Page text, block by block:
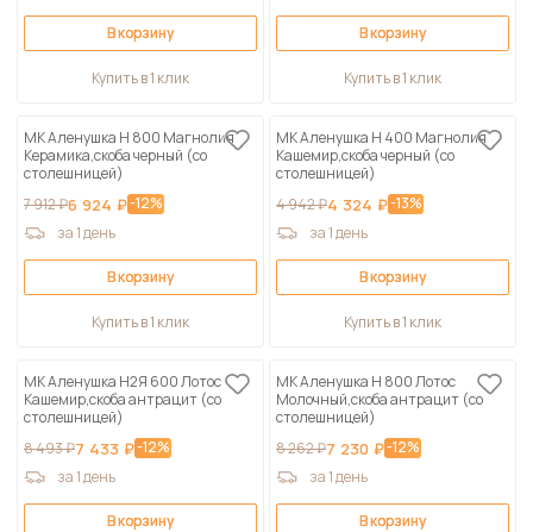
В корзину
Купить в 1 клик
В корзину
Купить в 1 клик
МК Аленушка Н 800 Магнолия
Керамика,скоба черный (со
столешницей)
7 912 ₽6 924 ₽-12%
за 1 день
В корзину
Купить в 1 клик
МК Аленушка Н 400 Магнолия
Кашемир,скоба черный (со
столешницей)
4 942 ₽4 324 ₽-13%
за 1 день
В корзину
Купить в 1 клик
МК Аленушка Н2Я 600 Лотос
Кашемир,скоба антрацит (со
столешницей)
8 493 ₽7 433 ₽-12%
за 1 день
В корзину
МК Аленушка Н 800 Лотос
Молочный,скоба антрацит (со
столешницей)
8 262 ₽7 230 ₽-12%
за 1 день
В корзину